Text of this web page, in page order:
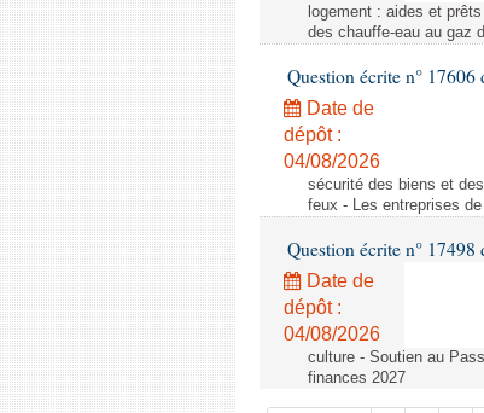
logement : aides et
des chauffe-eau au gaz
Question écrite n°
Date de
dépôt :
04/08/2026
sécurité des biens et
feux - Les entreprises
Question écrite n°
Date de
dépôt :
04/08/2026
culture - Soutien au
finances 2027